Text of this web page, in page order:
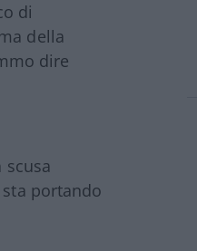
di
della
dire
scusa
portando